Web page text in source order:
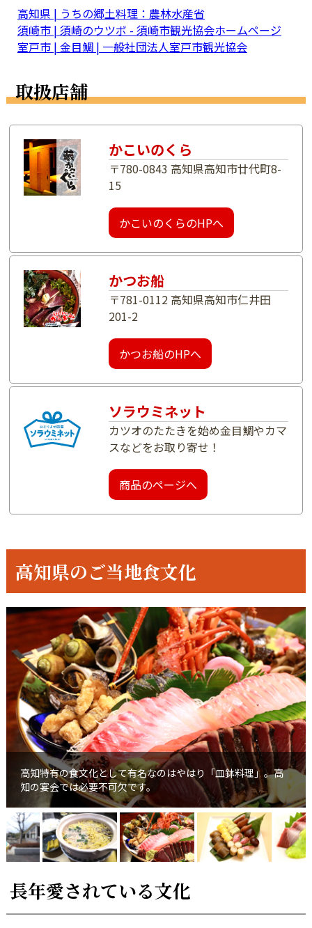
高知県 | うちの郷土料理：農林水産省
須崎市 | 須崎のウツボ - 須崎市観光協会ホームページ
室戸市 | 金目鯛 | 一般社団法人室戸市観光協会
取扱店舗
かこいのくら
〒780-0843 高知県高知市廿代町8-
15
かこいのくらのHPへ
かつお船
〒781-0112 高知県高知市仁井田
201-2
かつお船のHPへ
ソラウミネット
カツオのたたきを始め金目鯛やカマ
スなどをお取り寄せ！
商品のページへ
高知県のご当地食文化
高知特有の食文化として有名なのはやはり「皿鉢料理」。高
知の宴会では必要不可欠です。
長年愛されている文化